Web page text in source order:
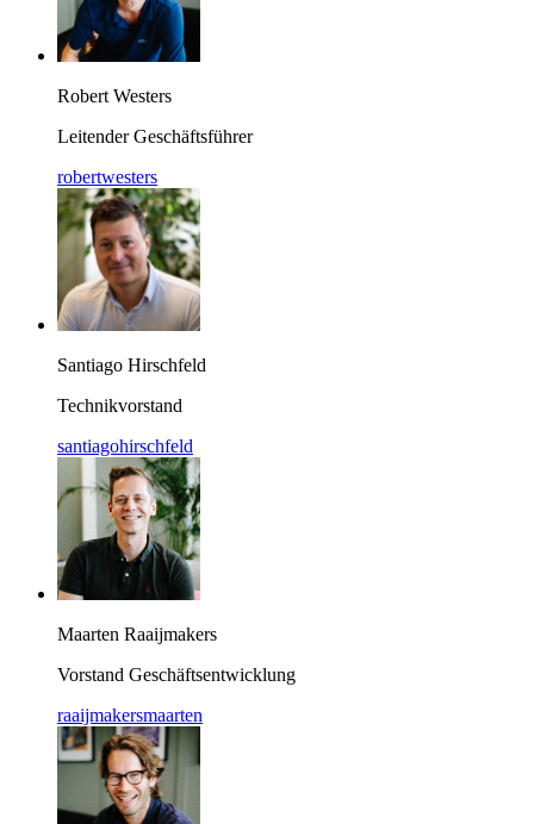
Robert Westers
Leitender Geschäftsführer
robertwesters
Santiago Hirschfeld
Technikvorstand
santiagohirschfeld
Maarten Raaijmakers
Vorstand Geschäftsentwicklung
raaijmakersmaarten